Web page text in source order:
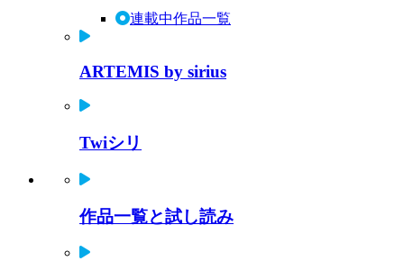
連載中作品一覧
ARTEMIS by sirius
Twiシリ
作品一覧と試し読み